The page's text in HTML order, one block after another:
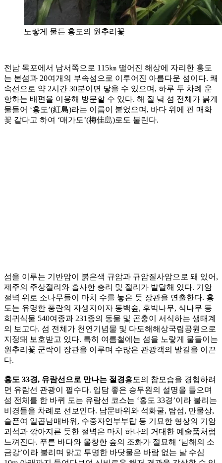
노랗게 물든 홍도의 원추리꽃
전남 목포에서 남서쪽으로 115㎞ 떨어진 해상에 자리한 홍도
는 본섬과 20여개의 부속섬으로 이루어진 아름다운 섬이다. 쾌
속선으로 약 2시간 30분이면 닿을 수 있으며, 하루 두 차례 운
항하는 배편을 이용해 방문할 수 있다. 해 질 녘 섬 전체가 붉게
물들어 ‘홍도’(紅島)라는 이름이 붙었으며, 바다 위에 핀 매화
꽃 같다고 하여 ‘매가도’(梅佳島)로도 불린다.
섬을 이루는 기반암이 붉은색 규암과 규암질사암으로 돼 있어,
제주의 주상절리와 흡사한 층리 및 절리가 발달해 있다. 기암
절벽 위로 소나무들이 마치 수를 놓은 듯 장관을 연출한다. 홍
도는 유명한 풍란의 자생지이자 동백숲, 후박나무, 식나무 등
희귀식물 540여종과 231종의 동물 및 곤충이 서식하는 생태계
의 보고다. 섬 전체가 천연기념물 및 다도해해상국립공원으로
지정돼 보호받고 있다. 특히 여름철에는 섬을 노랗게 물들이는
원추리꽃 군락이 장관을 이루며 수많은 관광객의 발길을 이끈
다.
홍도 33경, 유람선으로 만나는 절경홍도의 참모습을 경험하려
면 유람선 관광이 필수다. 입담 좋은 승무원의 설명을 들으며
섬 전체를 한 바퀴 도는 유람선 코스는 ‘홍도 33경’이라 불리는
비경들을 차례로 선보인다. 남문바위와 석화굴, 탑섬, 만물상,
슬픈여 일곱남매바위, 수중자연부부탑 등 기묘한 형상의 기암
괴석과 깎아지른 듯한 절벽은 마치 하나의 거대한 예술품처럼
느껴진다. 푸른 바다와 울창한 숲의 조화가 절묘해 ‘남해의 소
금강’이라 불리며 맑고 투명한 바닷물은 바람 없는 날 수심